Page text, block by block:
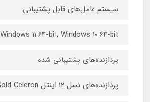
سیستم عامل‌های قابل پشتیبانی
Windows ۱۱ ۶۴-bit, Windows ۱۰ ۶۴-bit
پردازنده‌های پشتیبانی شده
پردازنده‌های نسل ۱۲ اینتل Pentium Gold Celeron